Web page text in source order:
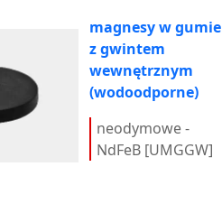
magnesy w gumie
z gwintem
wewnętrznym
(wodoodporne)
neodymowe -
NdFeB [UMGGW]